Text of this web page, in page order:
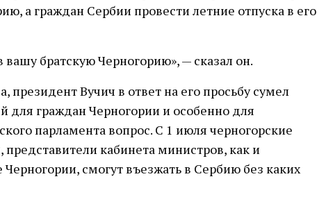
а граждан Сербии провести летние отпуска в его
вашу братскую Черногорию», — сказал он.
президент Вучич в ответ на его просьбу сумел
для граждан Черногории и особенно для
парламента вопрос. С 1 июля черногорские
представители кабинета министров, как и
смогут въезжать в Сербию без каких